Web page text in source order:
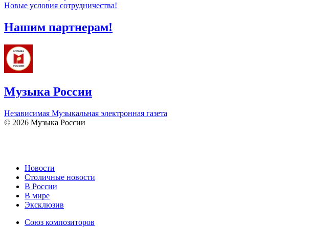
Новые условия сотрудничества!
Нашим партнерам!
Музыка России
Независимая Музыкальная электронная газета
© 2026 Музыка России
Новости
Столичные новости
В России
В мире
Эксклюзив
Союз композиторов